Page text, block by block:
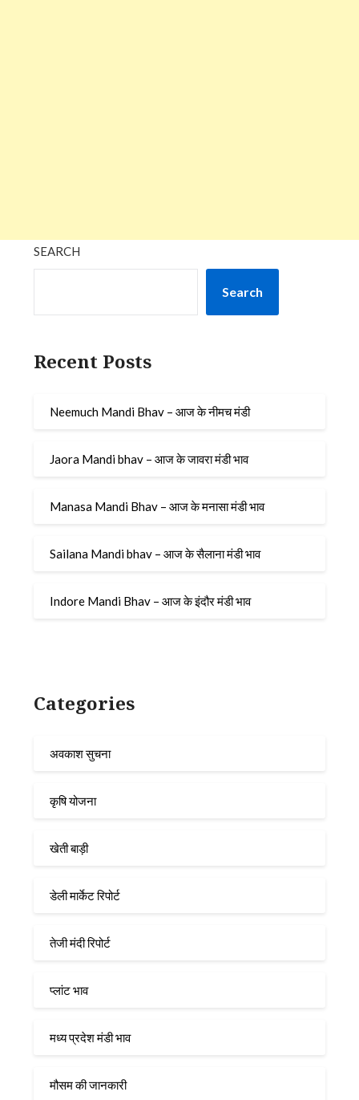
SEARCH
Search
Recent Posts
Neemuch Mandi Bhav – आज के नीमच मंडी
Jaora Mandi bhav – आज के जावरा मंडी भाव
Manasa Mandi Bhav – आज के मनासा मंडी भाव
Sailana Mandi bhav – आज के सैलाना मंडी भाव
Indore Mandi Bhav – आज के इंदौर मंडी भाव
Categories
अवकाश सुचना
कृषि योजना
खेती बाड़ी
डेली मार्केट रिपोर्ट
तेजी मंदी रिपोर्ट
प्लांट भाव
मध्य प्रदेश मंडी भाव
मौसम की जानकारी